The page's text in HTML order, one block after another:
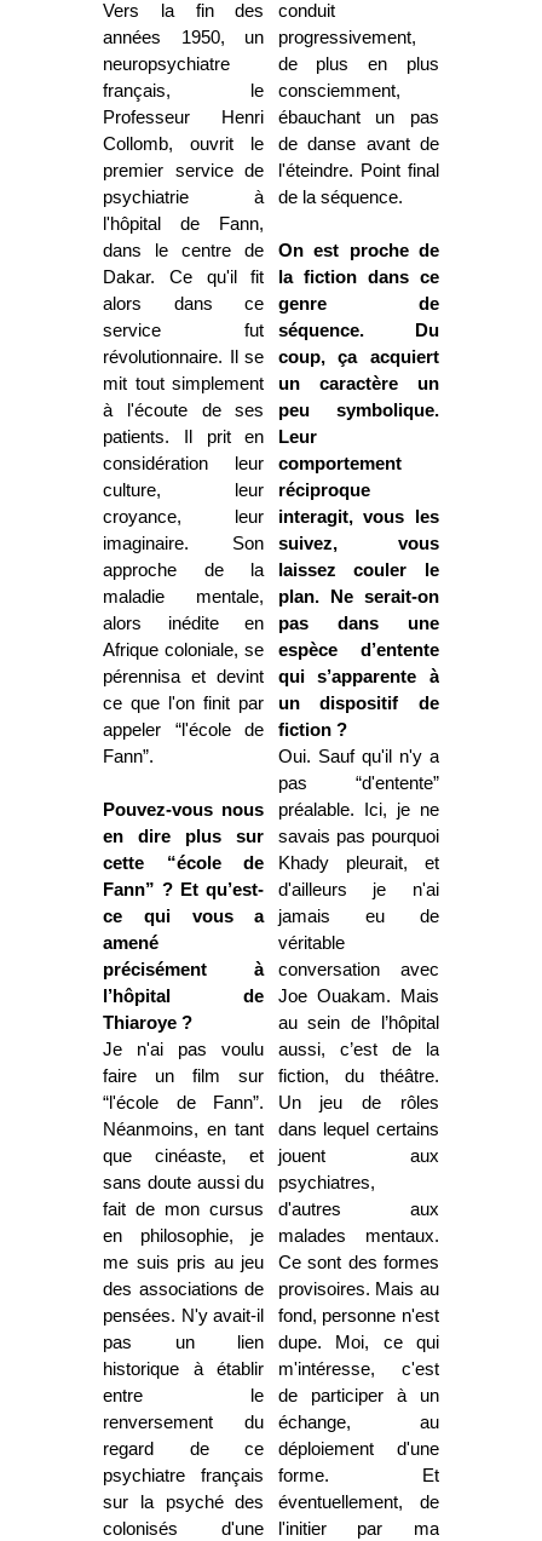
Vers la fin des
années 1950, un
neuropsychiatre
français, le
Professeur Henri
Collomb, ouvrit le
premier service de
psychiatrie à
l'hôpital de Fann,
dans le centre de
Dakar. Ce qu'il fit
alors dans ce
service fut
révolutionnaire. Il se
mit tout simplement
à l'écoute de ses
patients. Il prit en
considération leur
culture, leur
croyance, leur
imaginaire. Son
approche de la
maladie mentale,
alors inédite en
Afrique coloniale, se
pérennisa et devint
ce que l'on finit par
appeler “l'école de
Fann”.
Pouvez-vous nous
en dire plus sur
cette “école de
Fann” ? Et qu’est-
ce qui vous a
amené
précisément à
l’hôpital de
Thiaroye ?
Je n'ai pas voulu
faire un film sur
“l'école de Fann”.
Néanmoins, en tant
que cinéaste, et
sans doute aussi du
fait de mon cursus
en philosophie, je
me suis pris au jeu
des associations de
pensées. N'y avait-il
pas un lien
historique à établir
entre le
renversement du
regard de ce
psychiatre français
sur la psyché des
colonisés d'une
conduit
progressivement,
de plus en plus
consciemment,
ébauchant un pas
de danse avant de
l'éteindre. Point final
de la séquence.
On est proche de
la fiction dans ce
genre de
séquence. Du
coup, ça acquiert
un caractère un
peu symbolique.
Leur
comportement
réciproque
interagit, vous les
suivez, vous
laissez couler le
plan. Ne serait-on
pas dans une
espèce d’entente
qui s’apparente à
un dispositif de
fiction ?
Oui. Sauf qu'il n'y a
pas “d'entente”
préalable. Ici, je ne
savais pas pourquoi
Khady pleurait, et
d'ailleurs je n'ai
jamais eu de
véritable
conversation avec
Joe Ouakam. Mais
au sein de l’hôpital
aussi, c’est de la
fiction, du théâtre.
Un jeu de rôles
dans lequel certains
jouent aux
psychiatres,
d'autres aux
malades mentaux.
Ce sont des formes
provisoires. Mais au
fond, personne n'est
dupe. Moi, ce qui
m'intéresse, c'est
de participer à un
échange, au
déploiement d'une
forme. Et
éventuellement, de
l'initier par ma